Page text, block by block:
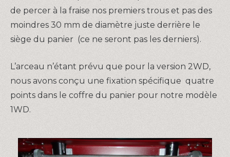
de percer à la fraise nos premiers trous et pas des
moindres 30 mm de diamètre juste derrière le
siège du panier (ce ne seront pas les derniers).
L’arceau n’étant prévu que pour la version 2WD,
nous avons conçu une fixation spécifique quatre
points dans le coffre du panier pour notre modèle
1WD.